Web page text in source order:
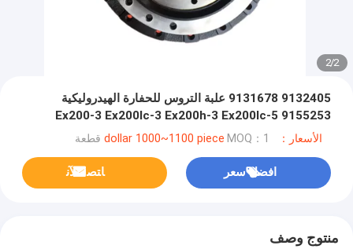
2
/
2
9132405 9131678 علبة التروس للحفارة الهيدروليكية
Ex200-3 Ex200lc-3 Ex200h-3 Ex200lc-5 9155253
9149087
الأسعار：dollar 1000~1100 piece MOQ：1 قطعة
افضل سعر ﺎﺘﺼﻟ ﺍﻶﻧ
منتوج وصف